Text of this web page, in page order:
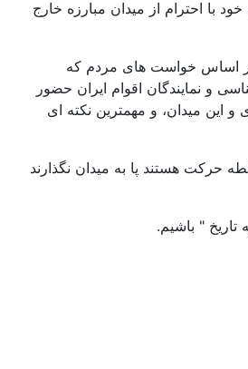
با احترام از میدان مبارزه خارج
بر اساس خواست های مردم که
و نمایندگان اقوام ایران حضور
و این میدان، و مهمترین نکته ای
حرکت هستند پا به میدان نگذارند
" باشیم.